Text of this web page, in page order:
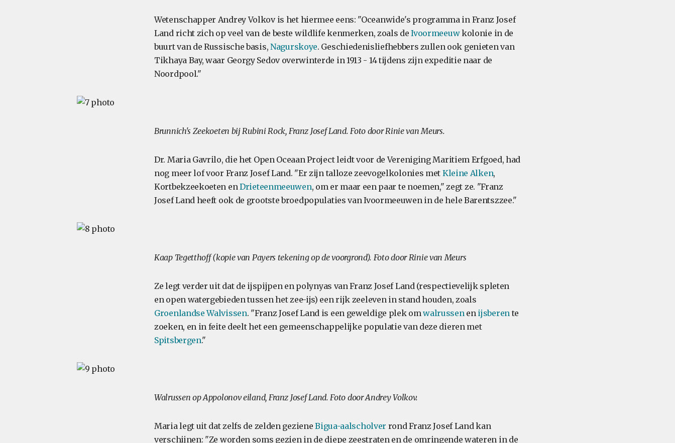
Wetenschapper Andrey Volkov is het hiermee eens: "Oceanwide's programma in Franz Josef
Land richt zich op veel van de beste wildlife kenmerken, zoals deIvoormeeuwkolonie in de
buurt van de Russische basis, Nagurskoye. Geschiedenisliefhebbers zullen ook genieten van
Tikhaya Bay, waar Georgy Sedov overwinterde in 1913 - 14 tijdens zijn expeditie naar de
Noordpool."
Brunnich's Zeekoeten bij Rubini Rock, Franz Josef Land. Foto door Rinie van Meurs.
Dr. Maria Gavrilo, die het Open Oceaan Project leidt voor de Vereniging Maritiem Erfgoed, had
nog meer lof voor Franz Josef Land. "Er zijn talloze zeevogelkolonies met Kleine Alken,
Kortbekzeekoeten enDrieteenmeeuwen, om er maar een paar te noemen," zegt ze. "Franz
Josef Land heeft ook de grootste broedpopulaties van Ivoormeeuwen in de hele Barentszzee."
Kaap Tegetthoff (kopie van Payers tekening op de voorgrond). Foto door Rinie van Meurs
Ze legt verder uit dat de ijspijpen en polynyas van Franz Josef Land (respectievelijk spleten
en open watergebieden tussen het zee-ijs) een rijk zeeleven in stand houden, zoals
Groenlandse Walvissen. "Franz Josef Land is een geweldige plek omwalrussenen ijsberente
zoeken, en in feite deelt het een gemeenschappelijke populatie van deze dieren met
Spitsbergen."
Walrussen op Appolonov eiland, Franz Josef Land. Foto door Andrey Volkov.
Maria legt uit dat zelfs de zelden gezieneBigua-aalscholver rond Franz Josef Land kan
verschijnen: "Ze worden soms gezien in de diepe zeestraten en de omringende wateren in de